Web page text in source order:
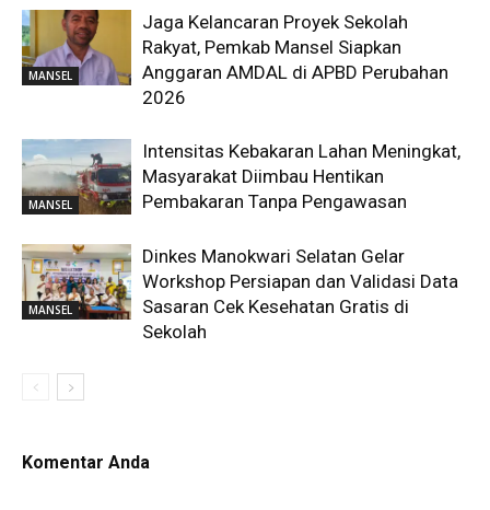
MANSEL
Jaga Kelancaran Proyek Sekolah
Rakyat, Pemkab Mansel Siapkan
Anggaran AMDAL di APBD Perubahan
2026
MANSEL
Intensitas Kebakaran Lahan Meningkat,
Masyarakat Diimbau Hentikan
Pembakaran Tanpa Pengawasan
MANSEL
Dinkes Manokwari Selatan Gelar
Workshop Persiapan dan Validasi Data
Sasaran Cek Kesehatan Gratis di
Sekolah
Komentar Anda